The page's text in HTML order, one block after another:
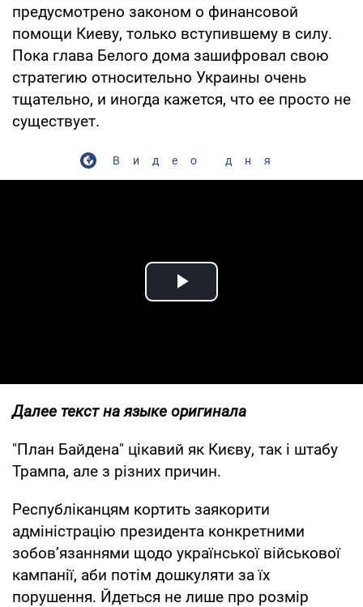
предусмотрено законом о финансовой
помощи Киеву, только вступившему в силу.
Пока глава Белого дома зашифровал свою
стратегию относительно Украины очень
тщательно, и иногда кажется, что ее просто не
существует.
Видео дня
Play Video
Далее текст на языке оригинала
"План Байдена" цікавий як Києву, так і штабу
Трампа, але з різних причин.
Республіканцям кортить заякорити
адміністрацію президента конкретними
зобовʼязаннями щодо української військової
кампанії, аби потім дошкуляти за їх
порушення. Йдеться не лише про розмір